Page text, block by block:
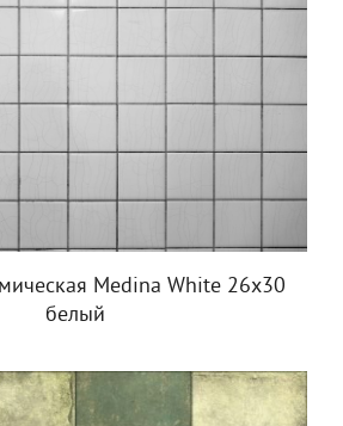
Medina White 26x30
белый